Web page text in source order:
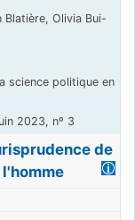
Blatière, Olivia Bui-
science politique en
2023, nº 3
de